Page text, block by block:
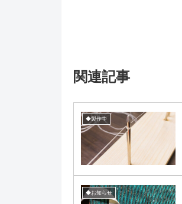
関連記事
◆製作中
◆お知らせ